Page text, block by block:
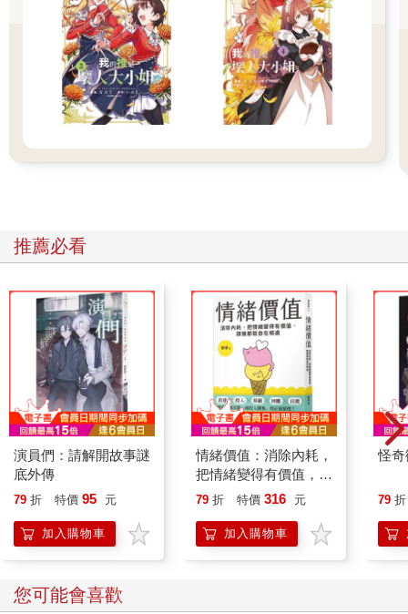
推薦必看
演員們：請解開故事謎
底外傳
79 折 特價 95 元
加入購物車
情緒價值：消除內耗，
把情緒變得有價值，跟
誰都能自在相處
79 折 特價 316 元
加入購物車
怪
79 折
您可能會喜歡